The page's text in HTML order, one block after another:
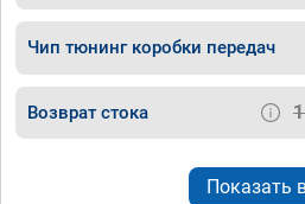
Чип тюнинг коробки передач
Возврат стока
Показать